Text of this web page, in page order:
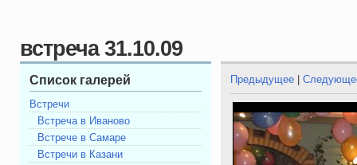
встреча 31.10.09
Список галерей
Встречи
Встреча в Иваново
Встрече в Самаре
Встречи в Казани
Предыдущее|